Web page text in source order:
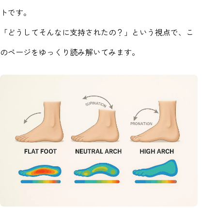
トです。
「どうしてそんなに支持されたの？」という視点で、こ
のページをゆっくり読み解いてみます。